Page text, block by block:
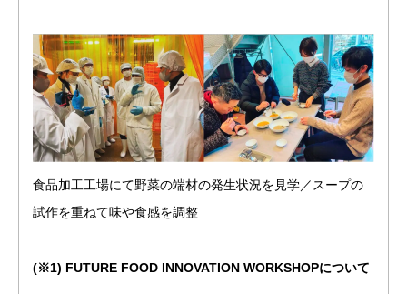
食品加工工場にて野菜の端材の発生状況を見学／スープの
試作を重ねて味や食感を調整
(※1) FUTURE FOOD INNOVATION WORKSHOPについて